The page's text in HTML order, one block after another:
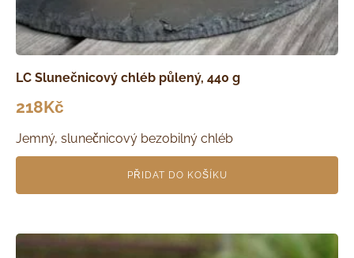
LC Slunečnicový chléb půlený, 440 g
218Kč
Jemný, slunečnicový bezobilný chléb
PŘIDAT DO KOŠÍKU